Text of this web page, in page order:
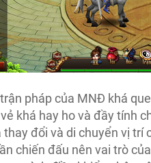
pháp của MNĐ khá
khá hay ho và đầy tính
thay đổi và di chuyển vị
chiến đấu nên vai trò